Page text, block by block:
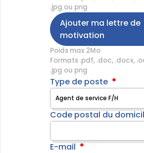
.jpg ou png
Ajouter ma lettre de
motivation
Poids max 2Mo
Formats .pdf, .doc, .docx,
.jpg ou png
Type de poste
Code postal du
E-mail